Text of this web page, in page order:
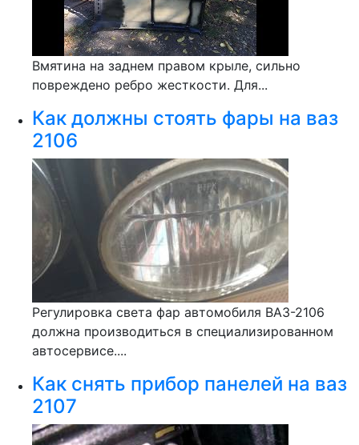
Вмятина на заднем правом крыле, сильно
повреждено ребро жесткости. Для...
Как должны стоять фары на ваз
2106
Регулировка света фар автомобиля ВАЗ-2106
должна производиться в специализированном
автосервисе....
Как снять прибор панелей на ваз
2107